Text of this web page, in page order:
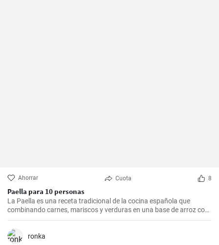
Ahorrar Cuota 8
Paella para 10 personas
La Paella es una receta tradicional de la cocina española que
combinando carnes, mariscos y verduras en una base de arroz con
una mezcla de especias, ofrece una experiencia culinaria llena de
sabores y texturas. Aunque cada región de España tiene su propia
forma de hacer la paella, esta receta se acerca a la versión más
ronka